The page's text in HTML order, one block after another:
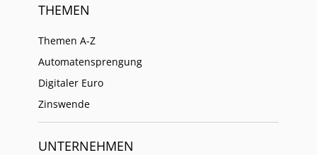
THEMEN
Themen A-Z
Automatensprengung
Digitaler Euro
Zinswende
UNTERNEHMEN